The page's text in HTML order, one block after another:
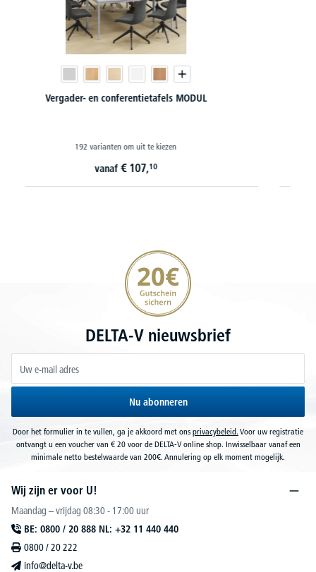
Roldeurkasten PROFI MODUL
66 varianten om uit te kiezen
vanaf€
20€ korting verzekeren
DELTA-V nieuwsbrief
Nu abonneren
Door het formulier in te vullen, ga je akkoord met ons privacybeleid. Voor uw registratie
ontvangt u een voucher van € 20 voor de DELTA-V online shop. Inwisselbaar vanaf een
minimale netto bestelwaarde van 200€. Annulering op elk moment mogelijk.
Wij zijn er voor U!
Maandag – vrijdag 08:30 - 17:00 uur
BE: 0800 / 20 888 NL: +32 11 440 440
0800 / 20 222
info@delta-v.be